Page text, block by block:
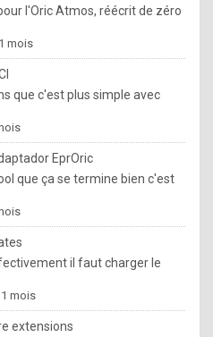
u
w
a
n
t
o
n
o
w
h
o
l'Oric Atmos, réécrit de zéro
mois
que c'est plus simple avec
EprOric
que ça se termine bien c'est
il faut charger le
1 mois
extensions